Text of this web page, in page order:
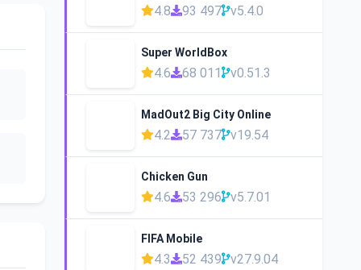
4.8 93 497 v5.4.0
Super WorldBox
4.6 68 011 v0.51.3
MadOut2 Big City Online
4.2 57 737 v19.54
Chicken Gun
4.6 53 296 v5.7.01
FIFA Mobile
4.3 52 439 v27.9.04